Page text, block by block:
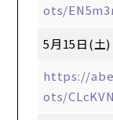
ots/
5月15日(土)
https://
ots/